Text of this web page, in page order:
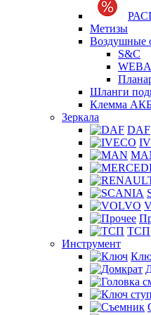
Метизы
Воздушные
S&C
Шланги
Клемма
Зеркала
DAF
ТСП
Инструмент